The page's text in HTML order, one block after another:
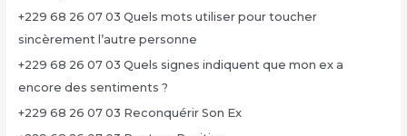
+229 68 26 07 03 Quels mots utiliser pour toucher
sincèrement l’autre personne
+229 68 26 07 03 Quels signes indiquent que mon ex a
encore des sentiments ?
+229 68 26 07 03 Reconquérir Son Ex